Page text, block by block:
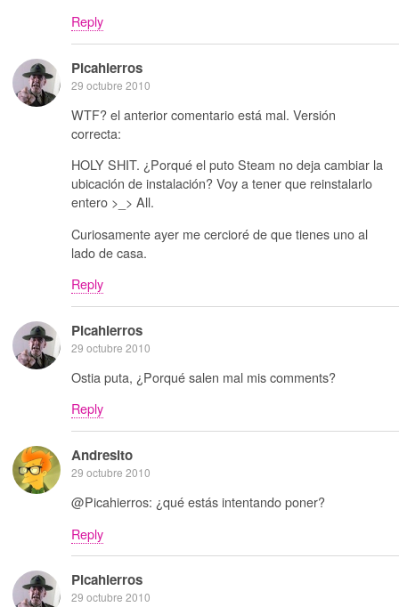
Reply
Picahierros
29 octubre 2010
WTF? el anterior comentario está mal. Versión
correcta:
HOLY SHIT. ¿Porqué el puto Steam no deja cambiar la
ubicación de instalación? Voy a tener que reinstalarlo
entero >_> All.
Curiosamente ayer me cercioré de que tienes uno al
lado de casa.
Reply
Picahierros
29 octubre 2010
Ostia puta, ¿Porqué salen mal mis comments?
Reply
Andresito
29 octubre 2010
@Picahierros: ¿qué estás intentando poner?
Reply
Picahierros
29 octubre 2010